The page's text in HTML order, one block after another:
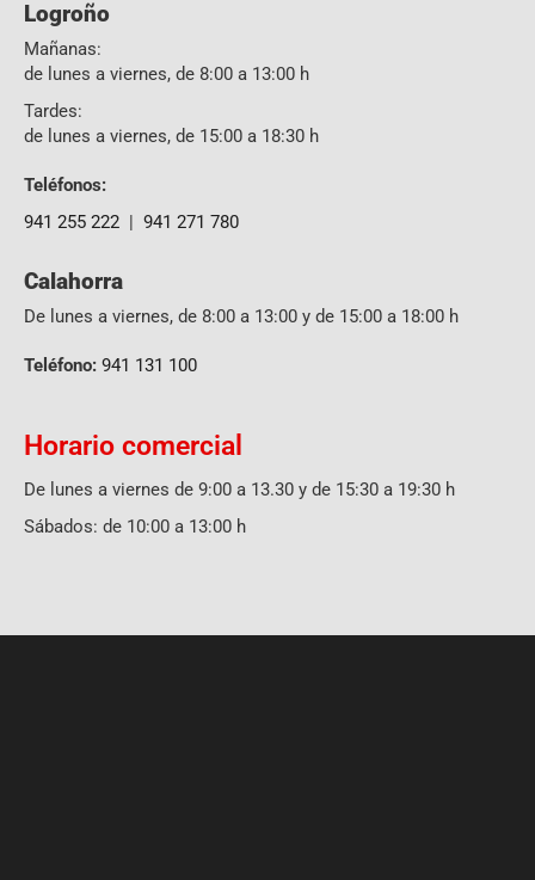
Logroño
Mañanas:
de lunes a viernes, de 8:00 a 13:00 h
Tardes:
de lunes a viernes, de 15:00 a 18:30 h
Teléfonos:
941 255 222 | 941 271 780
Calahorra
De lunes a viernes, de 8:00 a 13:00 y de 15:00 a 18:00 h
Teléfono: 941 131 100
Horario comercial
De lunes a viernes de 9:00 a 13.30 y de 15:30 a 19:30 h
Sábados: de 10:00 a 13:00 h